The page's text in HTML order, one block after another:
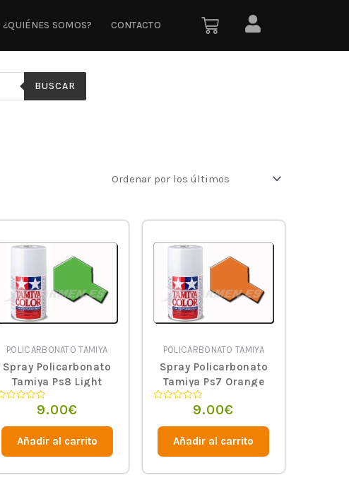
¿QUIÉNES SOMOS? CONTACTO
BUSCAR
POLICARBONATO TAMIYA
Spray Policarbonato
Tamiya Ps8 Light
Green
de
9.00€
Añadir al carrito
POLICARBONATO TAMIYA
Spray Policarbonato
Tamiya Ps7 Orange
de
9.00€
Añadir al carrito